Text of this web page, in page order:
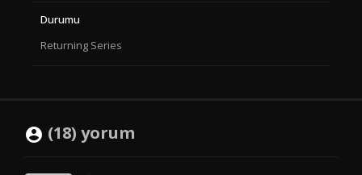
Durumu
Returning Series
(18) yorum